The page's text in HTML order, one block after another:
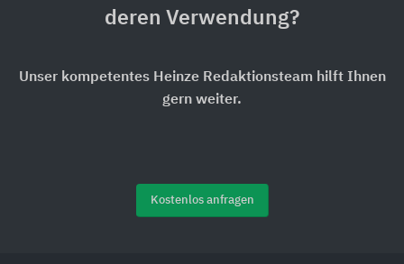
deren Verwendung?
Unser kompetentes Heinze Redaktionsteam hilft Ihnen
gern weiter.
Kostenlos anfragen